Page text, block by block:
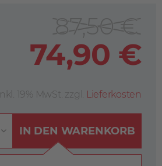
74,90 €
inkl. 19% MwSt. zzgl. Lieferkosten
IN DEN WARENKORB